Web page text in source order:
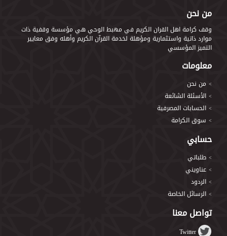
من نحن
وقف كرامة اهل القران الكريم في مهبط الوحي هي ‏‏مؤسسة وقفية ذات
موارد ذاتية واستثمارية ومؤهلة لخدمة القرآن الكريم وأهله وفق معايير
التميز المؤسسي
معلومات
> من نحن
> الأسئلة الشائعة
> الحسابات المصرفية
> سوق الكرامة
حسابي
> طلباتي
> عناويني
> الردود
> الرسائل الخاصة
تواصل معنا
Twitter